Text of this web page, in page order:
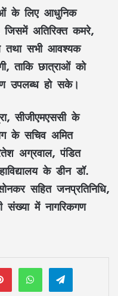
के लिए आधुनिक
जिसमेंअतिरिक्त कमरे,
तथा सभी आवश्यक
ताकि छात्राओं को
उपलब्ध हो सके।
,सीजीएमएससीके
के सचिव अमित
अग्रवाल,पंडित
के डीनडॉ.
सहितजनप्रतिनिधि,
संख्या मेंनागरिकगण
PinterestWhatsAppTelegram